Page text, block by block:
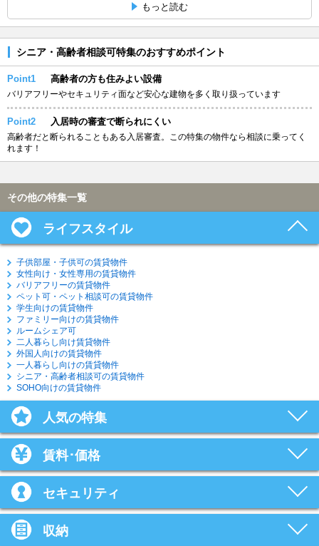
もっと読む
シニア・高齢者相談可特集のおすすめポイント
Point1 高齢者の方も住みよい設備
バリアフリーやセキュリティ面など安心な建物を多く取り扱っています
Point2 入居時の審査で断られにくい
高齢者だと断られることもある入居審査。この特集の物件なら相談に乗ってく
れます！
その他の特集一覧
ライフスタイル
子供部屋・子供可の賃貸物件
女性向け・女性専用の賃貸物件
バリアフリーの賃貸物件
ペット可・ペット相談可の賃貸物件
学生向けの賃貸物件
ファミリー向けの賃貸物件
ルームシェア可
二人暮らし向け賃貸物件
外国人向けの賃貸物件
一人暮らし向けの賃貸物件
シニア・高齢者相談可の賃貸物件
SOHO向けの賃貸物件
人気の特集
賃料･価格
セキュリティ
収納